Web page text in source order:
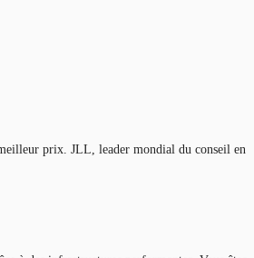
prix. JLL, leader mondial du conseil en